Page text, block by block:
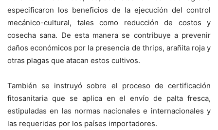
especificaron los beneficios de la ejecución del control
mecánico-cultural, tales como reducción de costos y
cosecha sana. De esta manera se contribuye a prevenir
daños económicos por la presencia de thrips, arañita roja y
otras plagas que atacan estos cultivos.
También se instruyó sobre el proceso de certificación
fitosanitaria que se aplica en el envío de palta fresca,
estipuladas en las normas nacionales e internacionales y
las requeridas por los países importadores.